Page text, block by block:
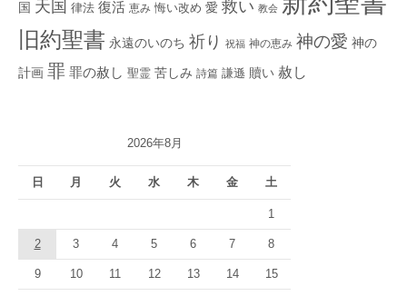
国 天国 律法 復活 恵み 悔い改め 愛 救い 教会
旧約聖書 永遠のいのち 祈り 祝福 神の恵み 神の愛 神の
計画 罪 罪の赦し 聖霊 苦しみ 詩篇 謙遜 贖い 赦し
2026年8月
日 月 火 水 木 金 土
1
2 3 4 5 6 7 8
9 10 11 12 13 14 15